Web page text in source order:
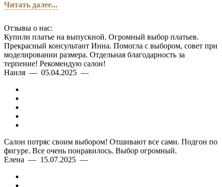
Детали
Читать далее...
Отзывы о нас:
Купили платье на выпускной. Огромный выбор платьев.
Прекрасный консультант Инна. Помогла с выбором, совет при
моделировании размера. Отдельная благодарность за
терпение! Рекомендую салон!
Наиля — 05.04.2025 —
Салон потряс своим выбором! Отшивают все сами. Подгон по
фигуре. Все очень понравилось. Выбор огромный.
Елена — 15.07.2025 —